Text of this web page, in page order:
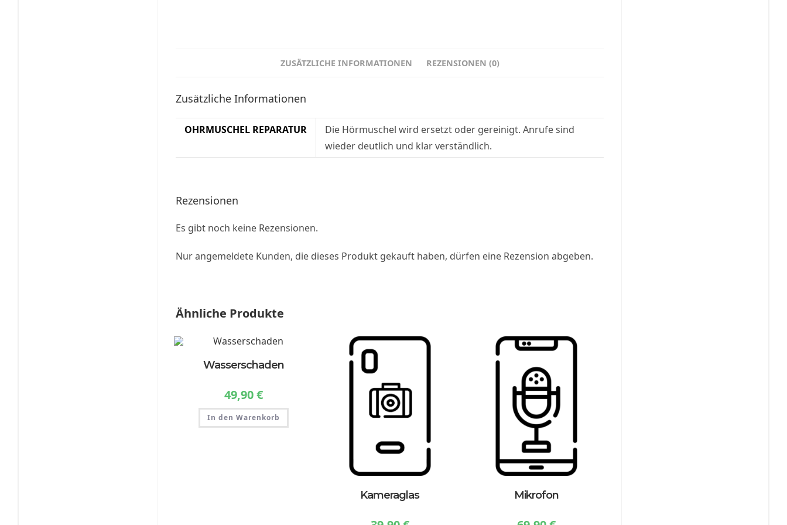
ZUSÄTZLICHE INFORMATIONEN REZENSIONEN (0)
Zusätzliche Informationen
OHRMUSCHEL REPARATUR
Die Hörmuschel wird ersetzt oder gereinigt. Anrufe sind
wieder deutlich und klar verständlich.
Rezensionen
Es gibt noch keine Rezensionen.
Nur angemeldete Kunden, die dieses Produkt gekauft haben, dürfen eine Rezension abgeben.
Ähnliche Produkte
Wasserschaden
49,90€
In den Warenkorb
Kameraglas Mikrofon